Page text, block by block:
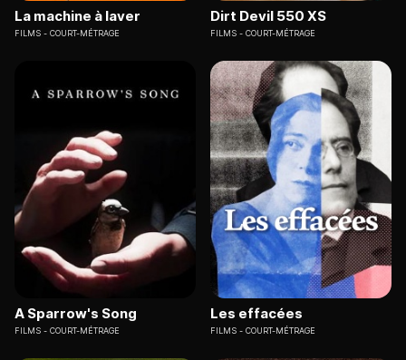
La machine à laver
FILMS COURT-MÉTRAGE
Dirt Devil 550 XS
FILMS COURT-MÉTRAGE
A Sparrow's Song
FILMS COURT-MÉTRAGE
Les effacées
FILMS COURT-MÉTRAGE